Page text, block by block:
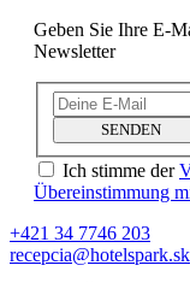
Geben Sie Ihre E-
Newsletter
SENDEN
Ich stimme der
Übereinstimmung
+421 34 7746 203
recepcia@hotelspark.sk